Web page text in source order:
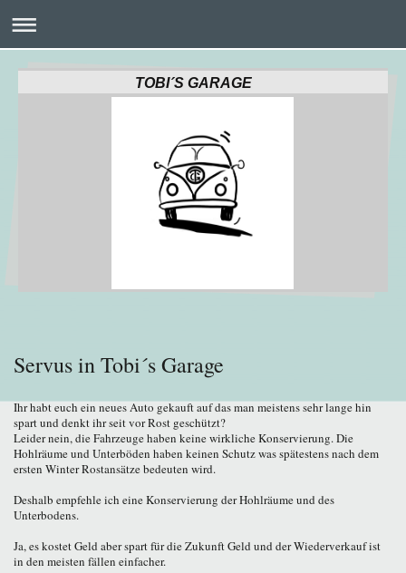
TOBI´S GARAGE
Servus in Tobi´s Garage
Ihr habt euch ein neues Auto gekauft auf das man meistens sehr lange hin
spart und denkt ihr seit vor Rost geschützt?
Leider nein, die Fahrzeuge haben keine wirkliche Konservierung. Die
Hohlräume und Unterböden haben keinen Schutz was spätestens nach dem
ersten Winter Rostansätze bedeuten wird.
Deshalb empfehle ich eine Konservierung der Hohlräume und des
Unterbodens.
Ja, es kostet Geld aber spart für die Zukunft Geld und der Wiederverkauf ist
in den meisten fällen einfacher.